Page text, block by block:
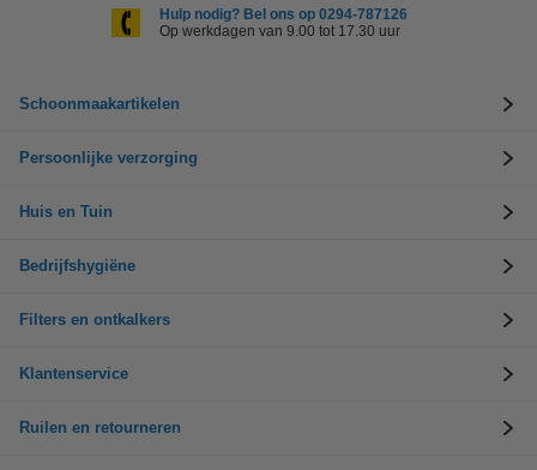
Hulp nodig? Bel ons op 0294-787126
Op werkdagen van 9.00 tot 17.30 uur
Schoonmaakartikelen
Persoonlijke verzorging
Huis en Tuin
Bedrijfshygiëne
Filters en ontkalkers
Klantenservice
Ruilen en retourneren